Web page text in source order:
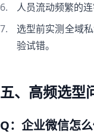
人员流动频繁的
选型前实测全域
验试错。
五、高频选型
Q：企业微信怎